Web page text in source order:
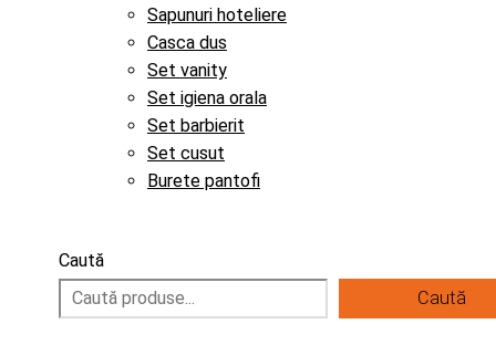
Sapunuri hoteliere
Casca dus
Set vanity
Set igiena orala
Set barbierit
Set cusut
Burete pantofi
Caută
Caută